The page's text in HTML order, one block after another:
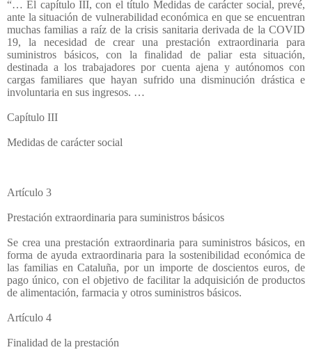
“… El capítulo III, con el título Medidas de carácter social, prevé,
ante la situación de vulnerabilidad económica en que se encuentran
muchas familias a raíz de la crisis sanitaria derivada de la COVID
19, la necesidad de crear una prestación extraordinaria para
suministros básicos, con la finalidad de paliar esta situación,
destinada a los trabajadores por cuenta ajena y autónomos con
cargas familiares que hayan sufrido una disminución drástica e
involuntaria en sus ingresos. …
Capítulo III
Medidas de carácter social
Artículo 3
Prestación extraordinaria para suministros básicos
Se crea una prestación extraordinaria para suministros básicos, en
forma de ayuda extraordinaria para la sostenibilidad económica de
las familias en Cataluña, por un importe de doscientos euros, de
pago único, con el objetivo de facilitar la adquisición de productos
de alimentación, farmacia y otros suministros básicos.
Artículo 4
Finalidad de la prestación